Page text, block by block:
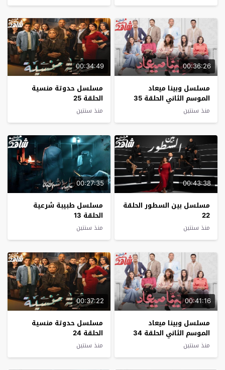
00:36:26
مسلسل وبينا ميعاد
الموسم الثاني الحلقة 35
منذ سنتين
00:34:49
مسلسل حدوتة منسية
الحلقة 25
منذ سنتين
00:43:38
مسلسل بين السطور الحلقة
22
منذ سنتين
00:27:35
مسلسل طبيبة شرعية
الحلقة 13
منذ سنتين
00:41:16
مسلسل وبينا ميعاد
الموسم الثاني الحلقة 34
منذ سنتين
00:37:22
مسلسل حدوتة منسية
الحلقة 24
منذ سنتين